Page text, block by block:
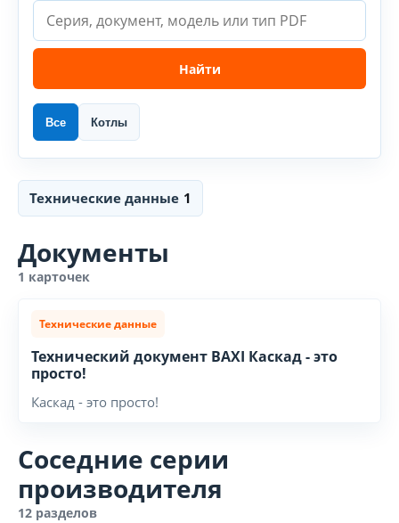
Найти
Все Котлы
Технические данные 1
Документы
1 карточек
Технические данные
Технический документ BAXI Каскад - это
просто!
Каскад - это просто!
Соседние серии
производителя
12 разделов